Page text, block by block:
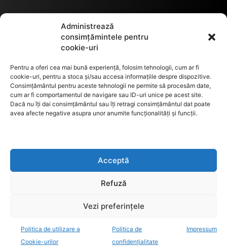
Administrează
consimțămintele pentru
cookie-uri
Pentru a oferi cea mai bună experiență, folosim tehnologii, cum ar fi
cookie-uri, pentru a stoca și/sau accesa informațiile despre dispozitive.
Consimțământul pentru aceste tehnologii ne permite să procesăm date,
cum ar fi comportamentul de navigare sau ID-uri unice pe acest site.
Dacă nu îți dai consimțământul sau îți retragi consimțământul dat poate
avea afecte negative asupra unor anumite funcționalități și funcții.
Acceptă
Refuză
Vezi preferințele
Politica de utilizare a
Cookie-urilor
Politica de
confidențialitate
Impressum
Termeni de utilizare
GDPR
Anunturi de licitații
decisiv.ro - anchete, investigatii, evenimente, opinii